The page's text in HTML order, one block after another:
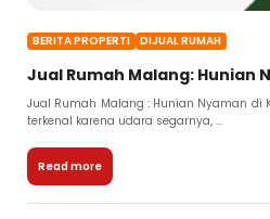
BERITA PROPERTI DIJUAL RUMAH
Jual Rumah Malang: Hunian
Jual Rumah Malang : Hunian Nyaman di
terkenal karena udara segarnya, ...
Read more